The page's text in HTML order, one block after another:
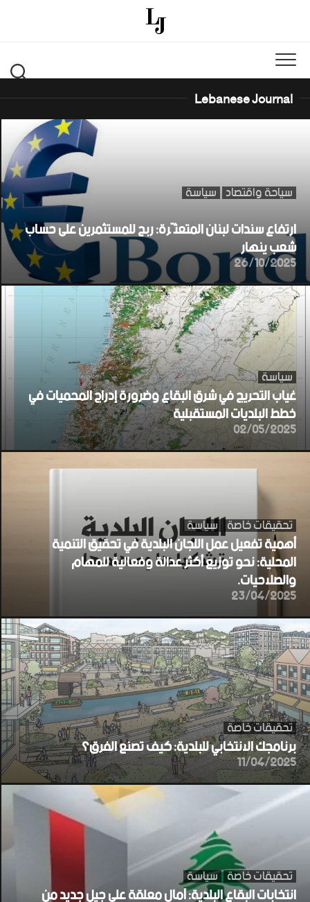
Lebanese Journal
سياحة واقتصاد سياسة
ارتفاع سندات لبنان المتعثّرة: ربح للمستثمرين على حساب
شعب ينهار
26/10/2025
سياسة
غياب التحريج في شرق البقاع وضرورة إدراج المحميات في
خطط البلديات المستقبلية
02/05/2025
تحقيقات خاصة سياسة
أهمية تفعيل عمل اللجان البلدية في تحقيق التنمية
المحلية: نحو توزيع أكثر عدالة وفعالية للمهام
والصلاحيات.
23/04/2025
تحقيقات خاصة
برنامجك الانتخابي للبلدية: كيف تصنع الفرق؟
11/04/2025
تحقيقات خاصة سياسة
انتخابات البقاع البلدية: آمال معلقة على جيل جديد من